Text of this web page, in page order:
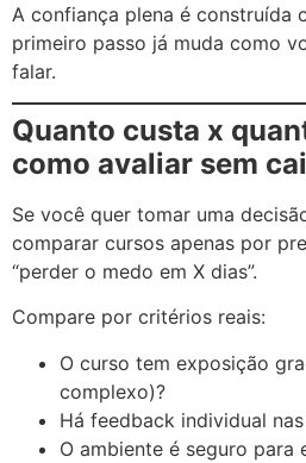
A confiança plena é construída
primeiro passo já muda como
falar.
Quanto custa x
como avaliar sem
Se você quer tomar uma
comparar cursos apenas por
“perder o medo em X dias”.
Compare por critérios reais:
O curso tem exposição
complexo)?
Há feedback individual
O ambiente é seguro para